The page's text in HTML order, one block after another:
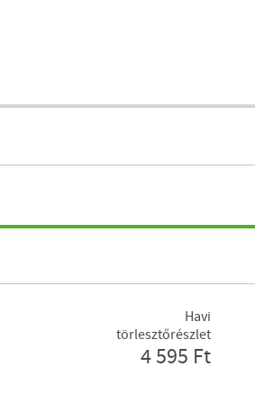
Havi
törlesztőrészlet
4 595 Ft